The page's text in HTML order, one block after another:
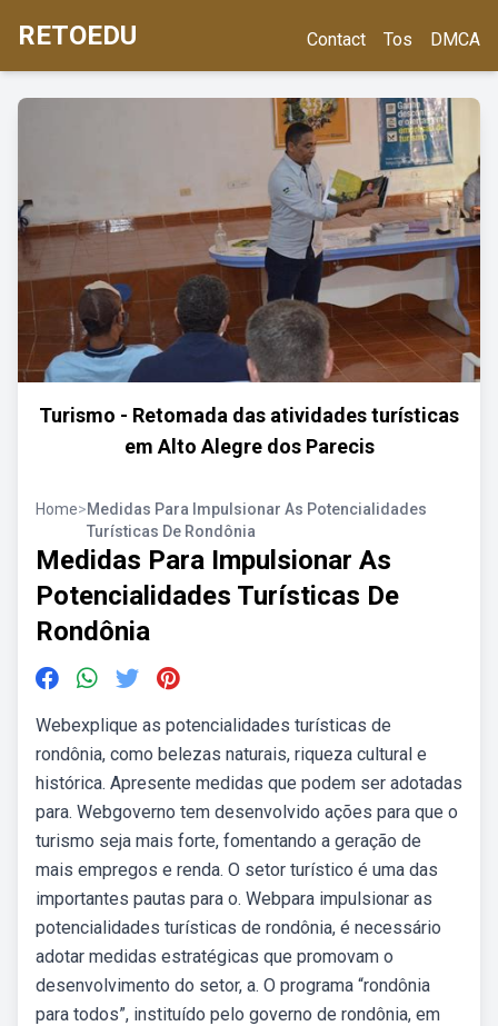
RETOEDU Contact Tos DMCA
Turismo - Retomada das atividades turísticas
em Alto Alegre dos Parecis
Home>Medidas Para Impulsionar As Potencialidades
Turísticas De Rondônia
Medidas Para Impulsionar As
Potencialidades Turísticas De
Rondônia
Webexplique as potencialidades turísticas de
rondônia, como belezas naturais, riqueza cultural e
histórica. Apresente medidas que podem ser adotadas
para. Webgoverno tem desenvolvido ações para que o
turismo seja mais forte, fomentando a geração de
mais empregos e renda. O setor turístico é uma das
importantes pautas para o. Webpara impulsionar as
potencialidades turísticas de rondônia, é necessário
adotar medidas estratégicas que promovam o
desenvolvimento do setor, a. O programa “rondônia
para todos”, instituído pelo governo de rondônia, em